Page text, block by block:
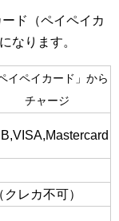
ド（ペイペイカ
なります。
ペイペイカード」から
チャージ
クレカ不可）